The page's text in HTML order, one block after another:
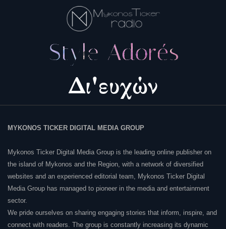
MYKONOS TICKER DIGITAL MEDIA GROUP
Mykonos Ticker Digital Media Group is the leading online publisher on
the island of Mykonos and the Region, with a network of diversified
websites and an experienced editorial team, Mykonos Ticker Digital
Media Group has managed to pioneer in the media and entertainment
sector.
We pride ourselves on sharing engaging stories that inform, inspire, and
connect with readers. The group is constantly increasing its dynamic